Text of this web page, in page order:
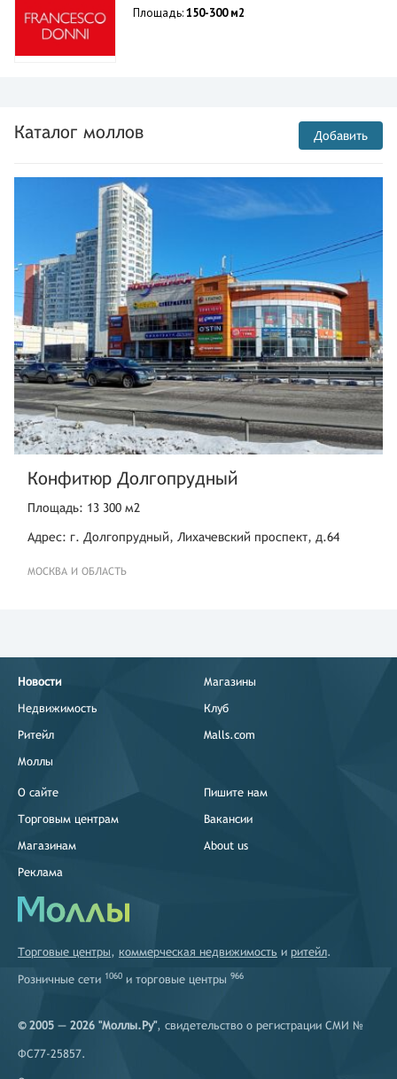
Площадь:150-300 м2
Каталог моллов Добавить
Конфитюр Долгопрудный
Площадь: 13 300 м2
Адрес: г. Долгопрудный, Лихачевский проспект, д.64
МОСКВА И ОБЛАСТЬ
Новости
Недвижимость
Ритейл
Моллы
Магазины
Клуб
Malls.com
О сайте
Торговым центрам
Магазинам
Реклама
Пишите нам
Вакансии
About us
Торговые центры, коммерческая недвижимость и ритейл.
Розничные сети 1060 и торговые центры 966
© 2005 — 2026 "Моллы.Ру", свидетельство о регистрации СМИ №
ФС77-25857.